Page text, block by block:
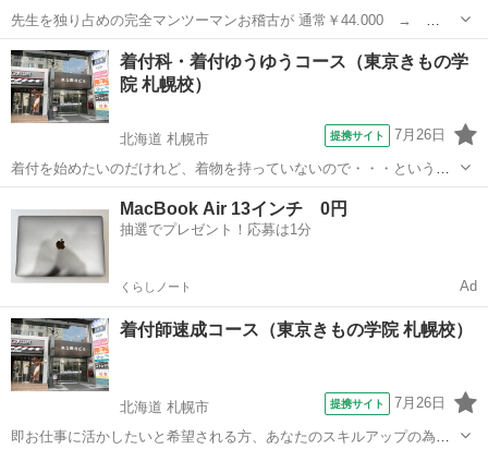
先生を独り占めの完全マンツーマンお稽古が 通常￥44.000 →
￥19.800(90分×全8回) 着物の着付けはもちろんですが！大切な体型の
補正の基礎から 綺麗に着られるコツ♪更に、わかりにくい着物の知識
や 帯・小物合わ...
茨城 つくば市 着付け
着付科・着付ゆうゆうコース（東京きもの学
院 札幌校）
北海道 札幌市 提携サイト 7月26日
着付を始めたいのだけれど、着物を持っていないので・・・という方
にお勧めのコース。 着物や帯、小物類に着付用具一式はすべてレンタ
ルで、長襦袢までの下着類はプレゼントというコースです。 着物は礼
装のものしかないという方や、持って...
札幌市 着付け
MacBook Air 13インチ 0円
抽選でプレゼント！応募は1分
くらしノート Ad
着付師速成コース（東京きもの学院 札幌校）
北海道 札幌市 提携サイト 7月26日
即お仕事に活かしたいと希望される方、あなたのスキルアップの為